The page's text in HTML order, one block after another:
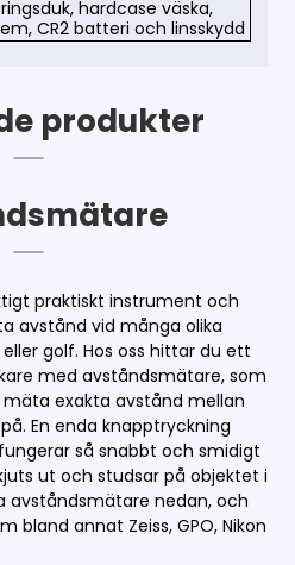
hardcase väska,
CR2 batteri och linsskydd
produkter
praktiskt instrument och
avstånd vid många olika
golf. Hos oss hittar du ett
med avståndsmätare, som
exakta avstånd mellan
En enda knapptryckning
så snabbt och smidigt
ut och studsar på objektet i
avståndsmätare nedan, och
bland annat Zeiss, GPO, Nikon